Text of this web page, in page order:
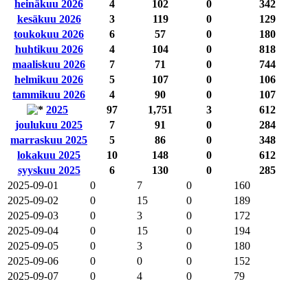
heinäkuu 2026
4 102 0
342
kesäkuu 2026
3 119 0
129
toukokuu 2026
6 57 0
180
huhtikuu 2026
4 104 0
818
maaliskuu 2026
7 71 0
744
helmikuu 2026
5 107 0
106
tammikuu 2026
4 90 0
107
2025
97 1,751 3
612
joulukuu 2025
7 91 0
284
marraskuu 2025
5 86 0
348
lokakuu 2025
10 148 0
612
syyskuu 2025
6 130 0
285
2025-09-01
0 7 0
160
2025-09-02
0 15 0
189
2025-09-03
0 3 0
172
2025-09-04
0 15 0
194
2025-09-05
0 3 0
180
2025-09-06
0 0 0
152
2025-09-07
0 4 0
79